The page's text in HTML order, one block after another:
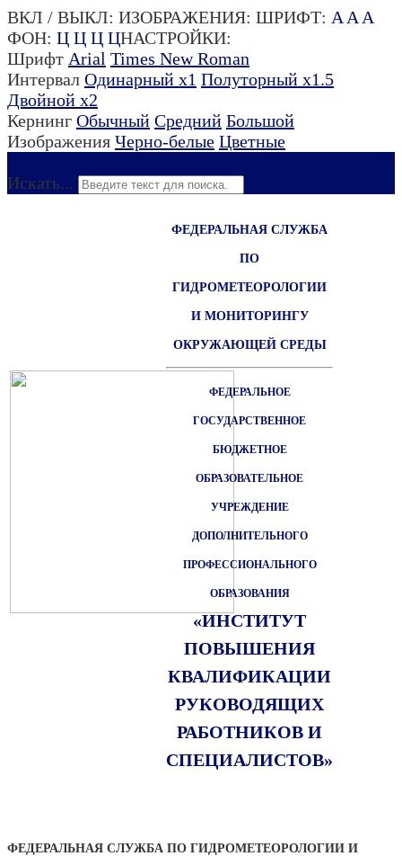
ВКЛ / ВЫКЛ: ИЗОБРАЖЕНИЯ: ШРИФТ: A A A
ФОН: Ц Ц Ц ЦНАСТРОЙКИ:
Шрифт Arial Times New Roman
Интервал Одинарный х1 Полуторный х1.5
Двойной х2
Кернинг Обычный Средний Большой
Изображения Черно-белые Цветные
Искать...
ФЕДЕРАЛЬНАЯ СЛУЖБА
ПО
ГИДРОМЕТЕОРОЛОГИИ
И МОНИТОРИНГУ
ОКРУЖАЮЩЕЙ СРЕДЫ
ФЕДЕРАЛЬНОЕ
ГОСУДАРСТВЕННОЕ
БЮДЖЕТНОЕ
ОБРАЗОВАТЕЛЬНОЕ
УЧРЕЖДЕНИЕ
ДОПОЛНИТЕЛЬНОГО
ПРОФЕССИОНАЛЬНОГО
ОБРАЗОВАНИЯ
«ИНСТИТУТ
ПОВЫШЕНИЯ
КВАЛИФИКАЦИИ
РУКОВОДЯЩИХ
РАБОТНИКОВ И
СПЕЦИАЛИСТОВ»
ФЕДЕРАЛЬНАЯ СЛУЖБА ПО ГИДРОМЕТЕОРОЛОГИИ И